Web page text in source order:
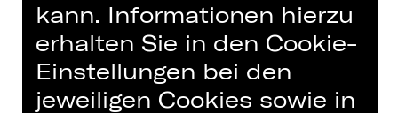
IN DIESER SPIELZEIT
kann. Informationen hierzu
erhalten Sie in den Cookie-
Einstellungen bei den
jeweiligen Cookies sowie in